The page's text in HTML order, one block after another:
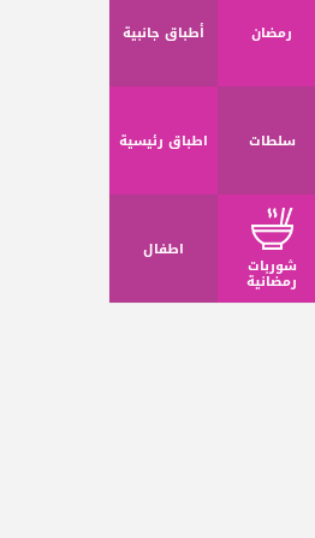
رمضان أطباق جانبية
سلطات اطباق رئيسية
شوربات
رمضانية
اطفال